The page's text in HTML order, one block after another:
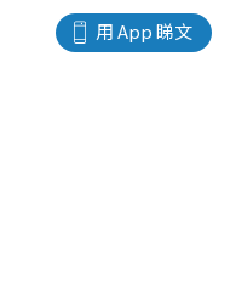
用 App 睇文